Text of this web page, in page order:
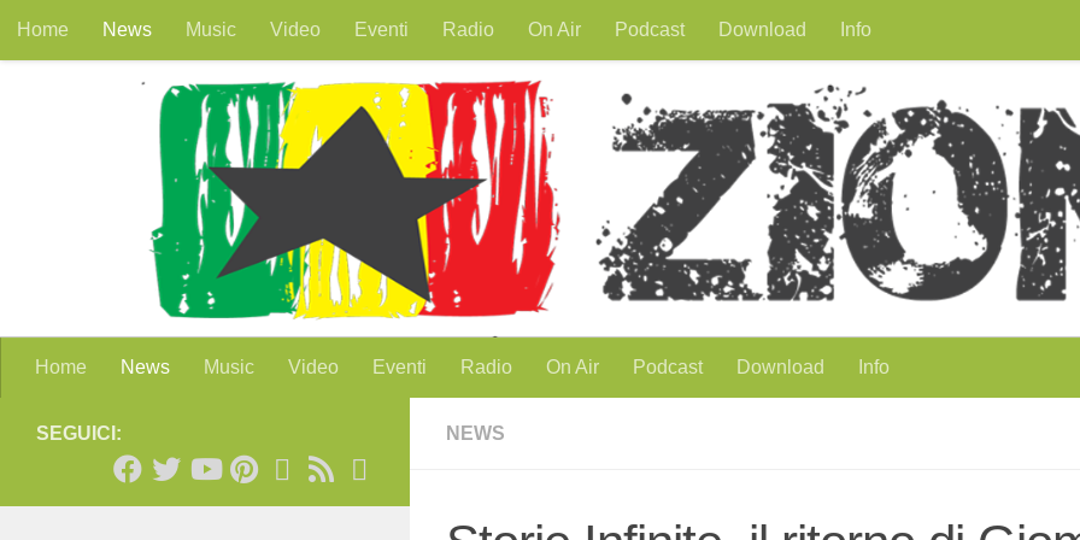
Salta al contenuto
Home News Music Video Eventi Radio On Air Podcast Download Info
Home News Music Video Eventi Radio On Air Podcast Download Info
NEWS
SEGUICI: